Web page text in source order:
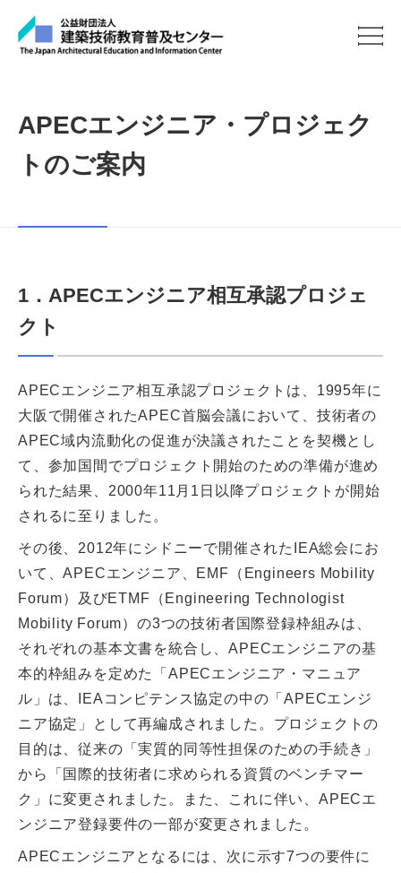
APECエンジニア・プロジェク
トのご案内
1．APECエンジニア相互承認プロジェ
クト
APECエンジニア相互承認プロジェクトは、1995年に
大阪で開催されたAPEC首脳会議において、技術者の
APEC域内流動化の促進が決議されたことを契機とし
て、参加国間でプロジェクト開始のための準備が進め
られた結果、2000年11月1日以降プロジェクトが開始
されるに至りました。
その後、2012年にシドニーで開催されたIEA総会にお
いて、APECエンジニア、EMF（Engineers Mobility
Forum）及びETMF（Engineering Technologist
Mobility Forum）の3つの技術者国際登録枠組みは、
それぞれの基本文書を統合し、APECエンジニアの基
本的枠組みを定めた「APECエンジニア・マニュア
ル」は、IEAコンピテンス協定の中の「APECエンジ
ニア協定」として再編成されました。プロジェクトの
目的は、従来の「実質的同等性担保のための手続き」
から「国際的技術者に求められる資質のベンチマー
ク」に変更されました。また、これに伴い、APECエ
ンジニア登録要件の一部が変更されました。
APECエンジニアとなるには、次に示す7つの要件に